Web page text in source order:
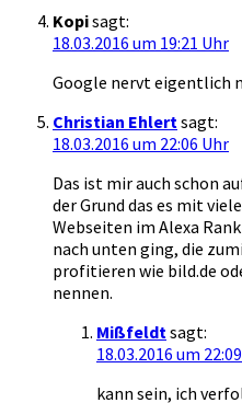
Kopisagt:
18.03.2016 um 19:21 Uhr
Google nervt eigentlich
Christian Ehlertsagt:
18.03.2016 um 22:06 Uhr
Das ist mir auch schon
der Grund das es mit
Webseiten im Alexa
nach unten ging, die
profitieren wie bild.de
nennen.
Mißfeldtsagt:
18.03.2016 um
kann sein, ich